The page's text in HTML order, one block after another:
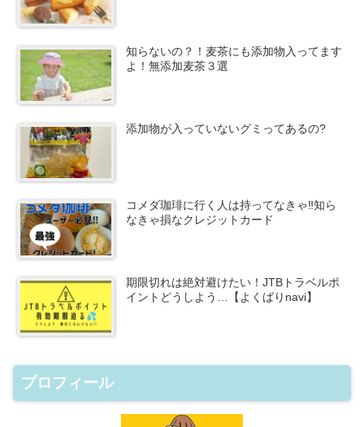
知らないの？！麦茶にも添加物入ってます
よ！無添加麦茶３選
添加物が入っていないグミってあるの?
コメダ珈琲に行く人は持ってなきゃ‼知ら
なきゃ損なクレジットカード
期限切れは絶対避けたい！JTBトラベルポ
イントどうしよう…【よくばりnavi】
プロフィール